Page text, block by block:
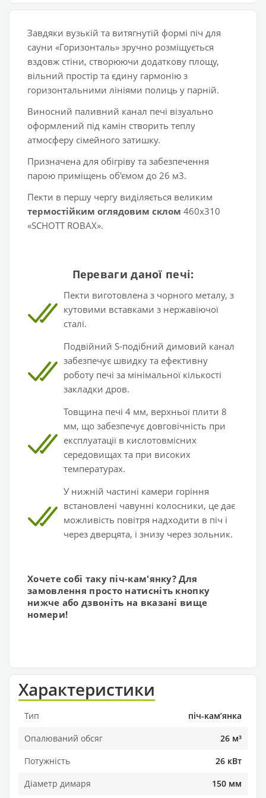
Завдяки вузькій та витягнутій формі піч для
сауни «Горизонталь» зручно розміщується
вздовж стіни, створюючи додаткову площу,
вільний простір та єдину гармонію з
горизонтальними лініями полиць у парній.
Виносний паливний канал печі візуально
оформлений під камін створить теплу
атмосферу сімейного затишку.
Призначена для обігріву та забезпечення
парою приміщень об'ємом до 26 м3.
Пекти в першу чергу виділяється великим
термостійким оглядовим склом 460х310
«SCHOTT ROBAX».
Переваги даної печі:
Пекти виготовлена з чорного металу, з
кутовими вставками з нержавіючої
сталі.
Подвійний S-подібний димовий канал
забезпечує швидку та ефективну
роботу печі за мінімальної кількості
закладки дров.
Товщина печі 4 мм, верхньої плити 8
мм, що забезпечує довговічність при
експлуатації в кислотовмісних
середовищах та при високих
температурах.
У нижній частині камери горіння
встановлені чавунні колосники, це дає
можливість повітря надходити в піч і
через дверцята, і знизу через зольник.
Хочете собі таку піч-кам'янку? Для
замовлення просто натисніть кнопку
нижче або дзвоніть на вказані вище
номери!
Характеристики
Тип
піч-камʼянка
Опалюваний обсяг
26 м³
Потужність
26 кВт
Діаметр димаря
150 мм